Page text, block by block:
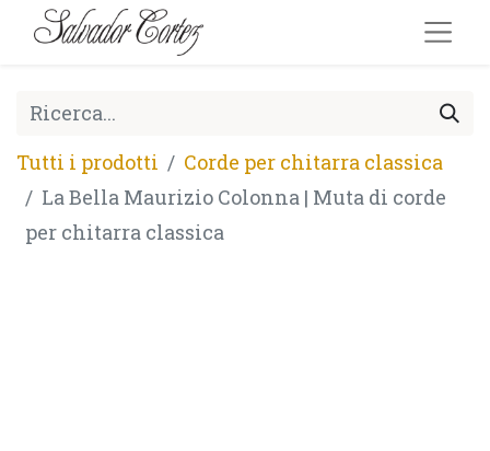
Tutti i prodotti
Corde per chitarra classica
La Bella Maurizio Colonna | Muta di corde
per chitarra classica